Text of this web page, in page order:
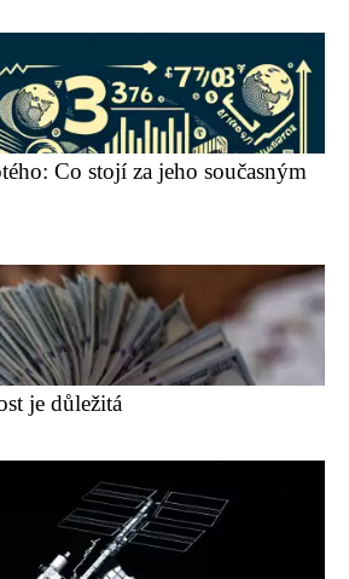
Co stojí za jeho současným
je důležitá